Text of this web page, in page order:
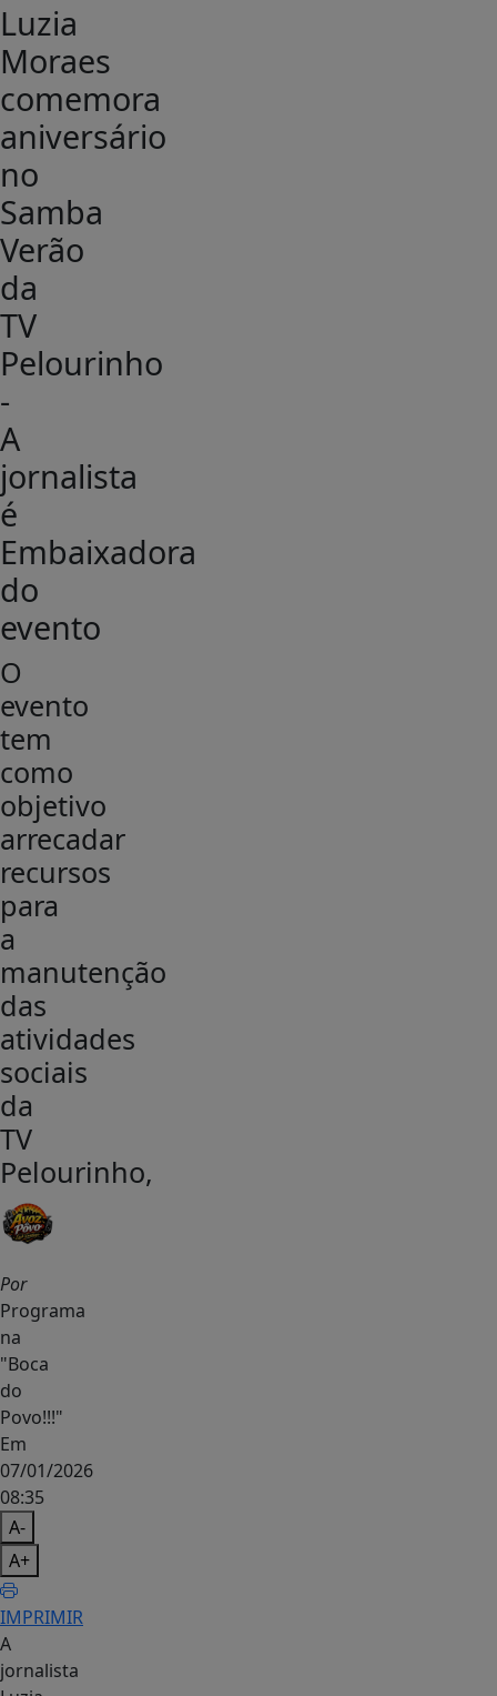
Luzia
Moraes
comemora
aniversário
no
Samba
Verão
da
TV
Pelourinho
-
A
jornalista
é
Embaixadora
do
evento
O
evento
tem
como
objetivo
arrecadar
recursos
para
a
manutenção
das
atividades
sociais
da
TV
Pelourinho,
Por
Programa
na
"Boca
do
Povo!!!"
Em
07/01/2026
08:35
A-
A+
IMPRIMIR
A
jornalista